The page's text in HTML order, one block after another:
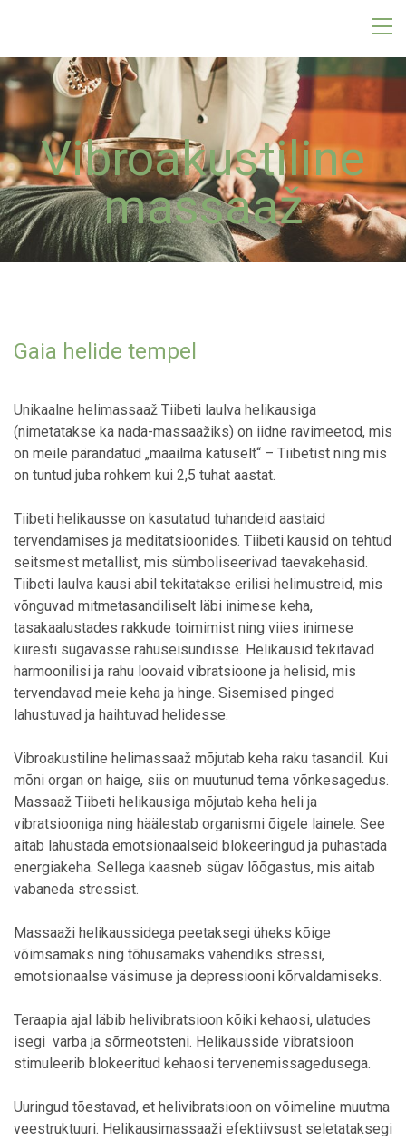
Vibroakustiline
massaaž
Gaia helide tempel
Unikaalne helimassaaž Tiibeti laulva helikausiga
(nimetatakse ka nada-massaažiks) on iidne ravimeetod, mis
on meile pärandatud „maailma katuselt“ – Tiibetist ning mis
on tuntud juba rohkem kui 2,5 tuhat aastat.
Tiibeti helikausse on kasutatud tuhandeid aastaid
tervendamises ja meditatsioonides. Tiibeti kausid on tehtud
seitsmest metallist, mis sümboliseerivad taevakehasid.
Tiibeti laulva kausi abil tekitatakse erilisi helimustreid, mis
võnguvad mitmetasandiliselt läbi inimese keha,
tasakaalustades rakkude toimimist ning viies inimese
kiiresti sügavasse rahuseisundisse. Helikausid tekitavad
harmoonilisi ja rahu loovaid vibratsioone ja helisid, mis
tervendavad meie keha ja hinge. Sisemised pinged
lahustuvad ja haihtuvad helidesse.
Vibroakustiline helimassaaž mõjutab keha raku tasandil. Kui
mõni organ on haige, siis on muutunud tema võnkesagedus.
Massaaž Tiibeti helikausiga mõjutab keha heli ja
vibratsiooniga ning häälestab organismi õigele lainele. See
aitab lahustada emotsionaalseid blokeeringud ja puhastada
energiakeha. Sellega kaasneb sügav lõõgastus, mis aitab
vabaneda stressist.
Massaaži helikaussidega peetaksegi üheks kõige
võimsamaks ning tõhusamaks vahendiks stressi,
emotsionaalse väsimuse ja depressiooni kõrvaldamiseks.
Teraapia ajal läbib helivibratsioon kõiki kehaosi, ulatudes
isegi varba ja sõrmeotsteni. Helikausside vibratsioon
stimuleerib blokeeritud kehaosi tervenemissagedusega.
Uuringud tõestavad, et helivibratsioon on võimeline muutma
veestruktuuri. Helikausimassaaži efektiivsust seletataksegi